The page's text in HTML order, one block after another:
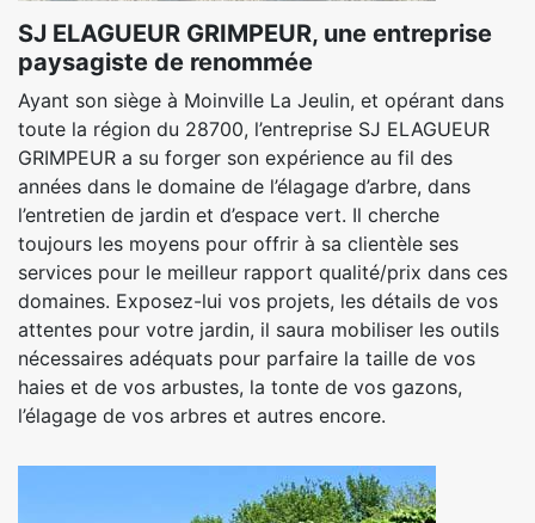
SJ ELAGUEUR GRIMPEUR, une entreprise
paysagiste de renommée
Ayant son siège à Moinville La Jeulin, et opérant dans
toute la région du 28700, l’entreprise SJ ELAGUEUR
GRIMPEUR a su forger son expérience au fil des
années dans le domaine de l’élagage d’arbre, dans
l’entretien de jardin et d’espace vert. Il cherche
toujours les moyens pour offrir à sa clientèle ses
services pour le meilleur rapport qualité/prix dans ces
domaines. Exposez-lui vos projets, les détails de vos
attentes pour votre jardin, il saura mobiliser les outils
nécessaires adéquats pour parfaire la taille de vos
haies et de vos arbustes, la tonte de vos gazons,
l’élagage de vos arbres et autres encore.